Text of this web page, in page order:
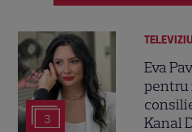
3
Eva
pentru
Kanal